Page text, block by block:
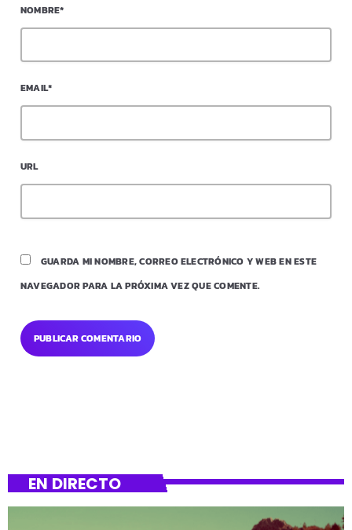
NOMBRE*
EMAIL*
URL
GUARDA MI NOMBRE, CORREO ELECTRÓNICO Y WEB EN ESTE
NAVEGADOR PARA LA PRÓXIMA VEZ QUE COMENTE.
EN DIRECTO